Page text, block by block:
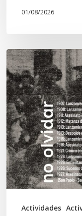
01/08/2026
Actividades
Chawrakawin:
Palimpsesto
explora
a
través
del
arte
las
tensiones
documentales